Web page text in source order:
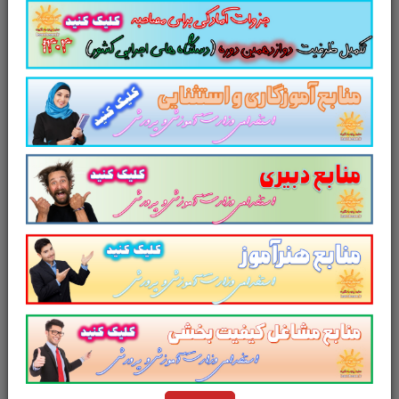
هفتم توسعه کشورشامل51تست در27صفحهبا
پاسخ تشریحیدر قالب فایلpdf. بهترین منبع
برای آزمون های استخدامی می باشد.جزوه
سوالات تستی
فصل 19 قانون برنامه پنج ساله
هفتم توسعه کشورمطالب خوانده شده داوطلبین
آزمون استخدامی را نظم بخشیده و منسجم می
سازد. این مجموعهمرور سریع
داوطلب را سبب
می شود و آگاهی های وی رانظم بخشیده و یک
آمادگی و شبیه سازی را برای جلسه آزمون به
همراه دارد. مطالعه این منبع برای همه داوطلبین
شرکت کننده درآزمون استخدامی وزارت آموزش و
پرورشپیشنهاد می شود.
از دیگر منابع آزمون استخدامی وزارت